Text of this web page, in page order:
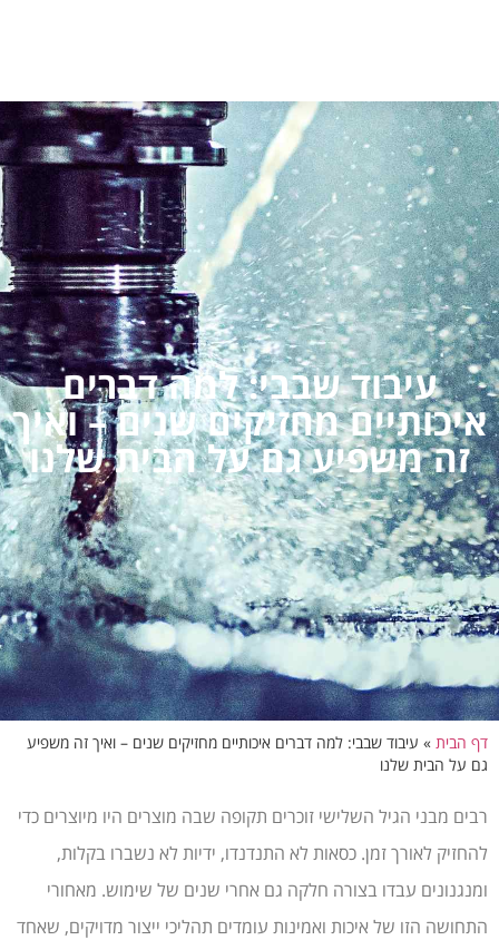
עיבוד שבבי: למה דברים
איכותיים מחזיקים שנים – ואיך
זה משפיע גם על הבית שלנו
דף הבית » עיבוד שבבי: למה דברים איכותיים מחזיקים שנים – ואיך זה משפיע
גם על הבית שלנו
רבים מבני הגיל השלישי זוכרים תקופה שבה מוצרים היו מיוצרים כדי
להחזיק לאורך זמן. כסאות לא התנדנדו, ידיות לא נשברו בקלות,
ומנגנונים עבדו בצורה חלקה גם אחרי שנים של שימוש. מאחורי
התחושה הזו של איכות ואמינות עומדים תהליכי ייצור מדויקים, שאחד